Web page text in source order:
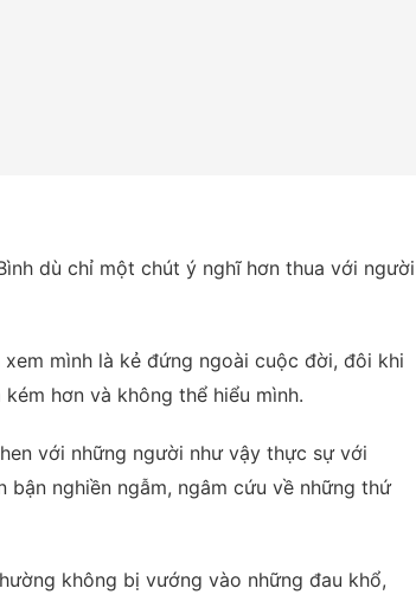
dù chỉ một chút ý nghĩ hơn thua với người
mình là kẻ đứng ngoài cuộc đời, đôi khi
hơn và không thể hiểu mình.
với những người như vậy thực sự với
nghiền ngẫm, ngâm cứu về những thứ
không bị vướng vào những đau khổ,